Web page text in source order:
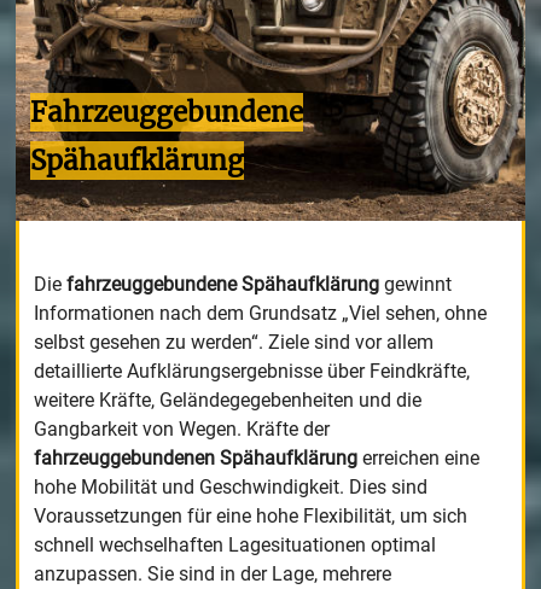
Fahrzeuggebundene
Spähaufklärung
Diefahrzeuggebundene Spähaufklärung gewinnt
Informationen nach dem Grundsatz „Viel sehen, ohne
selbst gesehen zu werden“. Ziele sind vor allem
detaillierte Aufklärungsergebnisse über Feindkräfte,
weitere Kräfte, Geländegegebenheiten und die
Gangbarkeit von Wegen. Kräfte der
fahrzeuggebundenen Spähaufklärung erreichen eine
hohe Mobilität und Geschwindigkeit. Dies sind
Voraussetzungen für eine hohe Flexibilität, um sich
schnell wechselhaften Lagesituationen optimal
anzupassen. Sie sind in der Lage, mehrere